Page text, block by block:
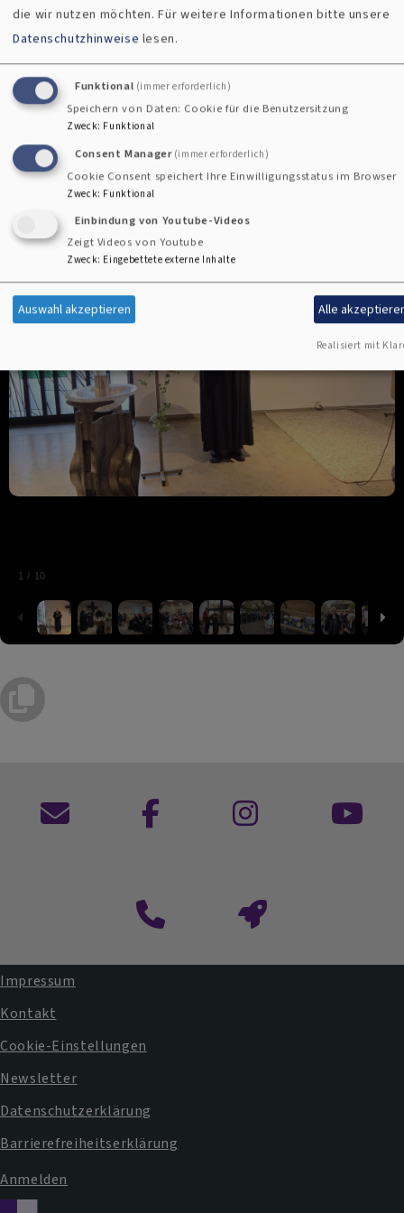
Kirchenvorplatz statt. Anschließend gab es im nahe
gelegenen Café Mitte Gelegenheit zum Schwelgen in
1 / 10
Kontaktformular
Fußbereichsmenü
Impressum
Kontakt
Cookie-Einstellungen
Newsletter
Datenschutzerklärung
Barrierefreiheitserklärung
Anmelden
die wir nutzen möchten.Für weitere Informationen bitte unsere
Datenschutzhinweise lesen.
Funktional (immer erforderlich)
Speichern von Daten: Cookie für die Benutzersitzung
Zweck: Funktional
Consent Manager (immer erforderlich)
Cookie Consent speichert Ihre Einwilligungsstatus im Browser
Zweck: Funktional
Einbindung von Youtube-Videos
Zeigt Videos von Youtube
Zweck: Eingebettete externe Inhalte
Auswahl akzeptieren Alle
Realisiert mit